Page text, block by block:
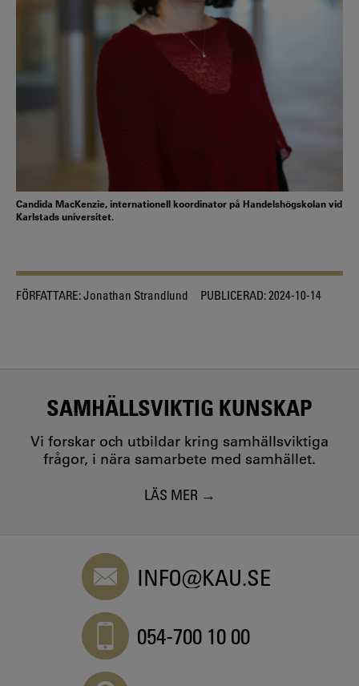
Candida MacKenzie, internationell koordinator på Handelshögskolan vid
Karlstads universitet.
FÖRFATTARE:Jonathan Strandlund PUBLICERAD:2024-10-14
SAMHÄLLSVIKTIG KUNSKAP
Vi forskar och utbildar kring samhällsviktiga
frågor, i nära samarbete med samhället.
LÄS MER
INFO@KAU.SE
054-700 10 00